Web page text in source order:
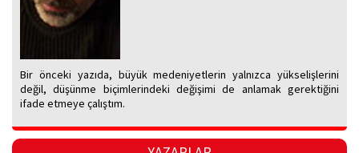
Bir önceki yazıda, büyük medeniyetlerin yalnızca yükselişlerini
değil, düşünme biçimlerindeki değişimi de anlamak gerektiğini
ifade etmeye çalıştım.